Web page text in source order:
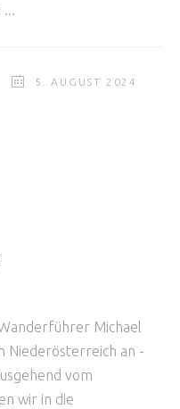
5. AUGUST 2024
Michael
Niederösterreich an -
vom
wir in die